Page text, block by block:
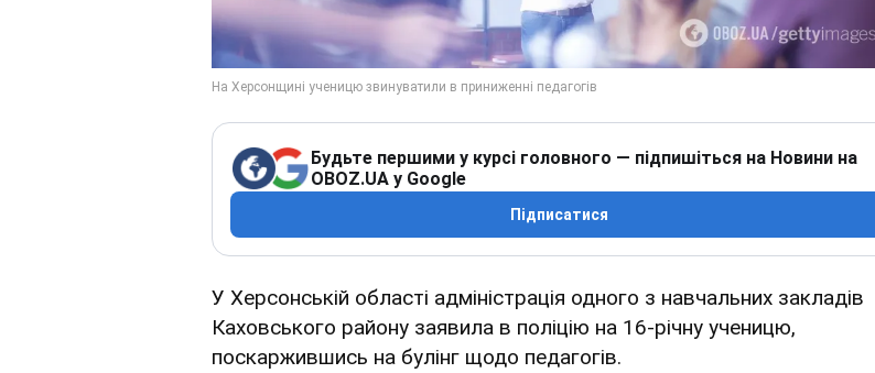
Будьте першими у курсі головного — підпишіться на Новини на
OBOZ.UA у Google
Підписатися
У Херсонській області адміністрація одного з навчальних закладів
Каховського району заявила в поліцію на 16-річну ученицю,
поскаржившись на булінг щодо педагогів.